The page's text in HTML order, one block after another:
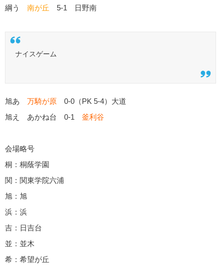
綱う 南が丘 5-1 日野南
ナイスゲーム
旭あ 万騎が原 0-0（PK 5-4）大道
旭え あかね台 0-1 釜利谷
会場略号
桐：桐蔭学園
関：関東学院六浦
旭：旭
浜：浜
吉：日吉台
並：並木
希：希望が丘